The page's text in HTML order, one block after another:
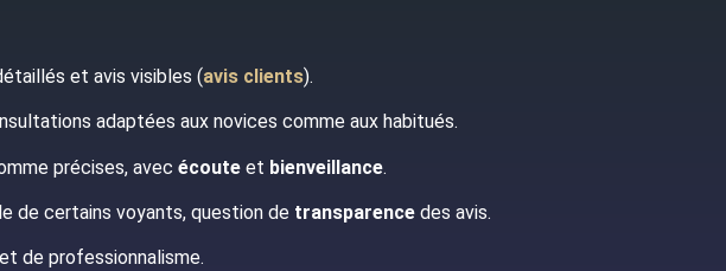
et avis visibles (avis clients).
adaptées aux novices comme aux habitués.
précises, avec écoute et bienveillance.
de certains voyants, question de transparence des avis.
de professionnalisme.